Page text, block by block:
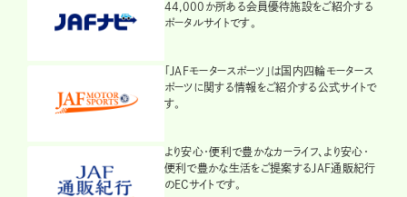
44,000か所ある会員優待施設をご紹介する
ポータルサイトです。
「JAFモータースポーツ」は国内四輪モータース
ポーツに関する情報をご紹介する公式サイトで
す。
より安心・便利で豊かなカーライフ、より安心・
便利で豊かな生活をご提案するJAF通販紀行
のECサイトです。